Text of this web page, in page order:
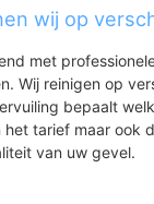
wij op
met
Wij reinigen op
bepaalt
het tarief maar ook
van uw gevel.